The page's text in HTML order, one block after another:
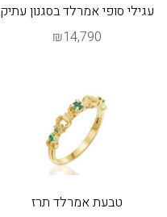
עגילי סופי אמרלד בסגנון עתיק
₪14,790
טבעת אמרלד תרז